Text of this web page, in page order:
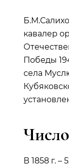
кавалер
Победы
села
В 1858 г. –